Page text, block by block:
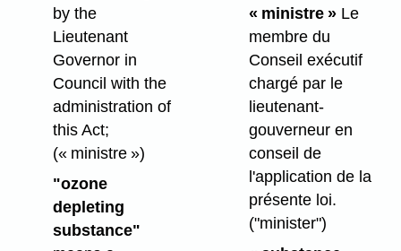
by the
Lieutenant
Governor in
Council with the
administration of
this Act;
(« ministre »)
"ozone
depleting
substance"
« ministre »Le
membre du
Conseil exécutif
chargé par le
lieutenant-
gouverneur en
conseil de
l'application de la
présente loi.
("minister")